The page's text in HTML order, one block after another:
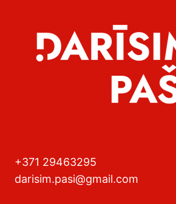
+371 29463295
darisim.pasi@gmail.com